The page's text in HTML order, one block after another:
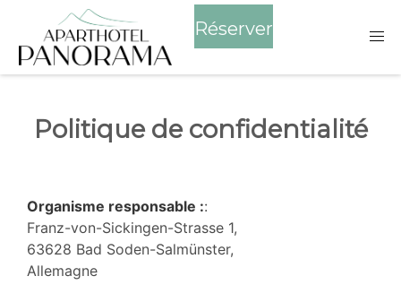
Réserver
Politique de confidentialité
Organisme responsable ::
Franz-von-Sickingen-Strasse 1,
63628 Bad Soden-Salmünster,
Allemagne